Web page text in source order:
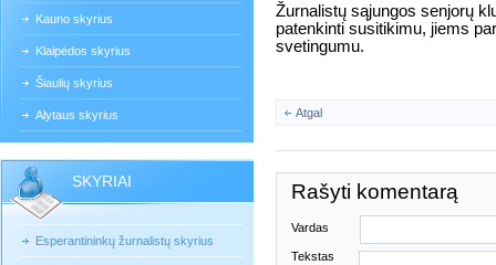
Kauno skyrius
Klaipėdos skyrius
Šiaulių skyrius
Alytaus skyrius
SKYRIAI
Esperantininkų žurnalistų skyrius
Žurnalistų sąjungos senjorų
patenkinti susitikimu, jiems
svetingumu.
Atgal
Rašyti komentarą
Vardas
Tekstas